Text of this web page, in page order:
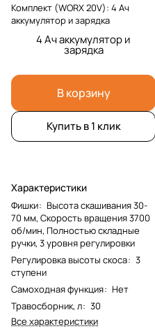
Комплект (WORX 20V): 4 Ач
аккумулятор и зарядка
4 Ач аккумулятор и
зарядка
В корзину
Купить в 1 клик
Характеристики
Фишки: Высота скашивания 30-
70 мм, Скорость вращения 3700
об/мин, Полностью складные
ручки, 3 уровня регулировки
Регулировка высоты скоса: 3
ступени
Самоходная функция: Нет
Травосборник, л: 30
Все характеристики